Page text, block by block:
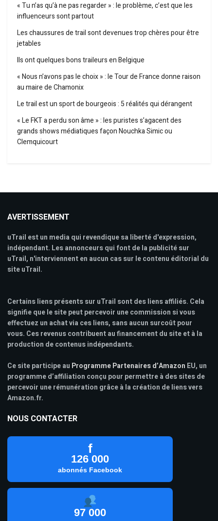
« Tu n’as qu’à ne pas regarder » : le problème, c’est que les
influenceurs sont partout
Les chaussures de trail sont devenues trop chères pour être
jetables
Ils ont quelques bons traileurs en Belgique
« Nous n’avons pas le choix » : le Tour de France donne raison
au maire de Chamonix
Le trail est un sport de bourgeois : 5 réalités qui dérangent
« Le FKT a perdu son âme » : les puristes s’agacent des
grands shows médiatiques façon Nouchka Simic ou
Clemquicourt
AVERTISSEMENT
uTrail est un media qui revendique sa liberté d'expression,
indépendant. Les annonceurs qui font de la publicité sur
uTrail, n'interviennent en aucun cas sur le contenu éditorial du
site uTrail.
Certains liens présents sur uTrail sont des liens affiliés. Cela
signifie que le site peut percevoir une commission si vous
effectuez un achat via ces liens, sans aucun surcoût pour
vous. Ces revenus contribuent au financement du site et à la
production de contenus indépendants.
Ce site participe au Programme Partenaires d’Amazon EU, un
programme d’affiliation conçu pour permettre à des sites de
percevoir une rémunération grâce à la création de liens vers
Amazon.fr.
NOUS CONTACTER
f
126 000
abonnés Facebook
97 000